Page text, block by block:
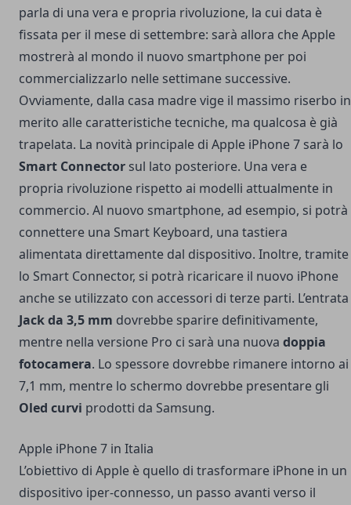
parla di una vera e propria rivoluzione, la cui data è
fissata per il mese di settembre: sarà allora che Apple
mostrerà al mondo il nuovo smartphone per poi
commercializzarlo nelle settimane successive.
Ovviamente, dalla casa madre vige il massimo riserbo in
merito alle caratteristiche tecniche, ma qualcosa è già
trapelata. La novità principale di Apple iPhone 7 sarà lo
Smart Connector sul lato posteriore. Una vera e
propria rivoluzione rispetto ai modelli attualmente in
commercio. Al nuovo smartphone, ad esempio, si potrà
connettere una Smart Keyboard, una tastiera
alimentata direttamente dal dispositivo. Inoltre, tramite
lo Smart Connector, si potrà ricaricare il nuovo iPhone
anche se utilizzato con accessori di terze parti. L’entrata
Jack da 3,5 mm dovrebbe sparire definitivamente,
mentre nella versione Pro ci sarà una nuova doppia
fotocamera. Lo spessore dovrebbe rimanere intorno ai
7,1 mm, mentre lo schermo dovrebbe presentare gli
Oled curvi prodotti da Samsung.
Apple iPhone 7 in Italia
L’obiettivo di Apple è quello di trasformare iPhone in un
dispositivo iper-connesso, un passo avanti verso il